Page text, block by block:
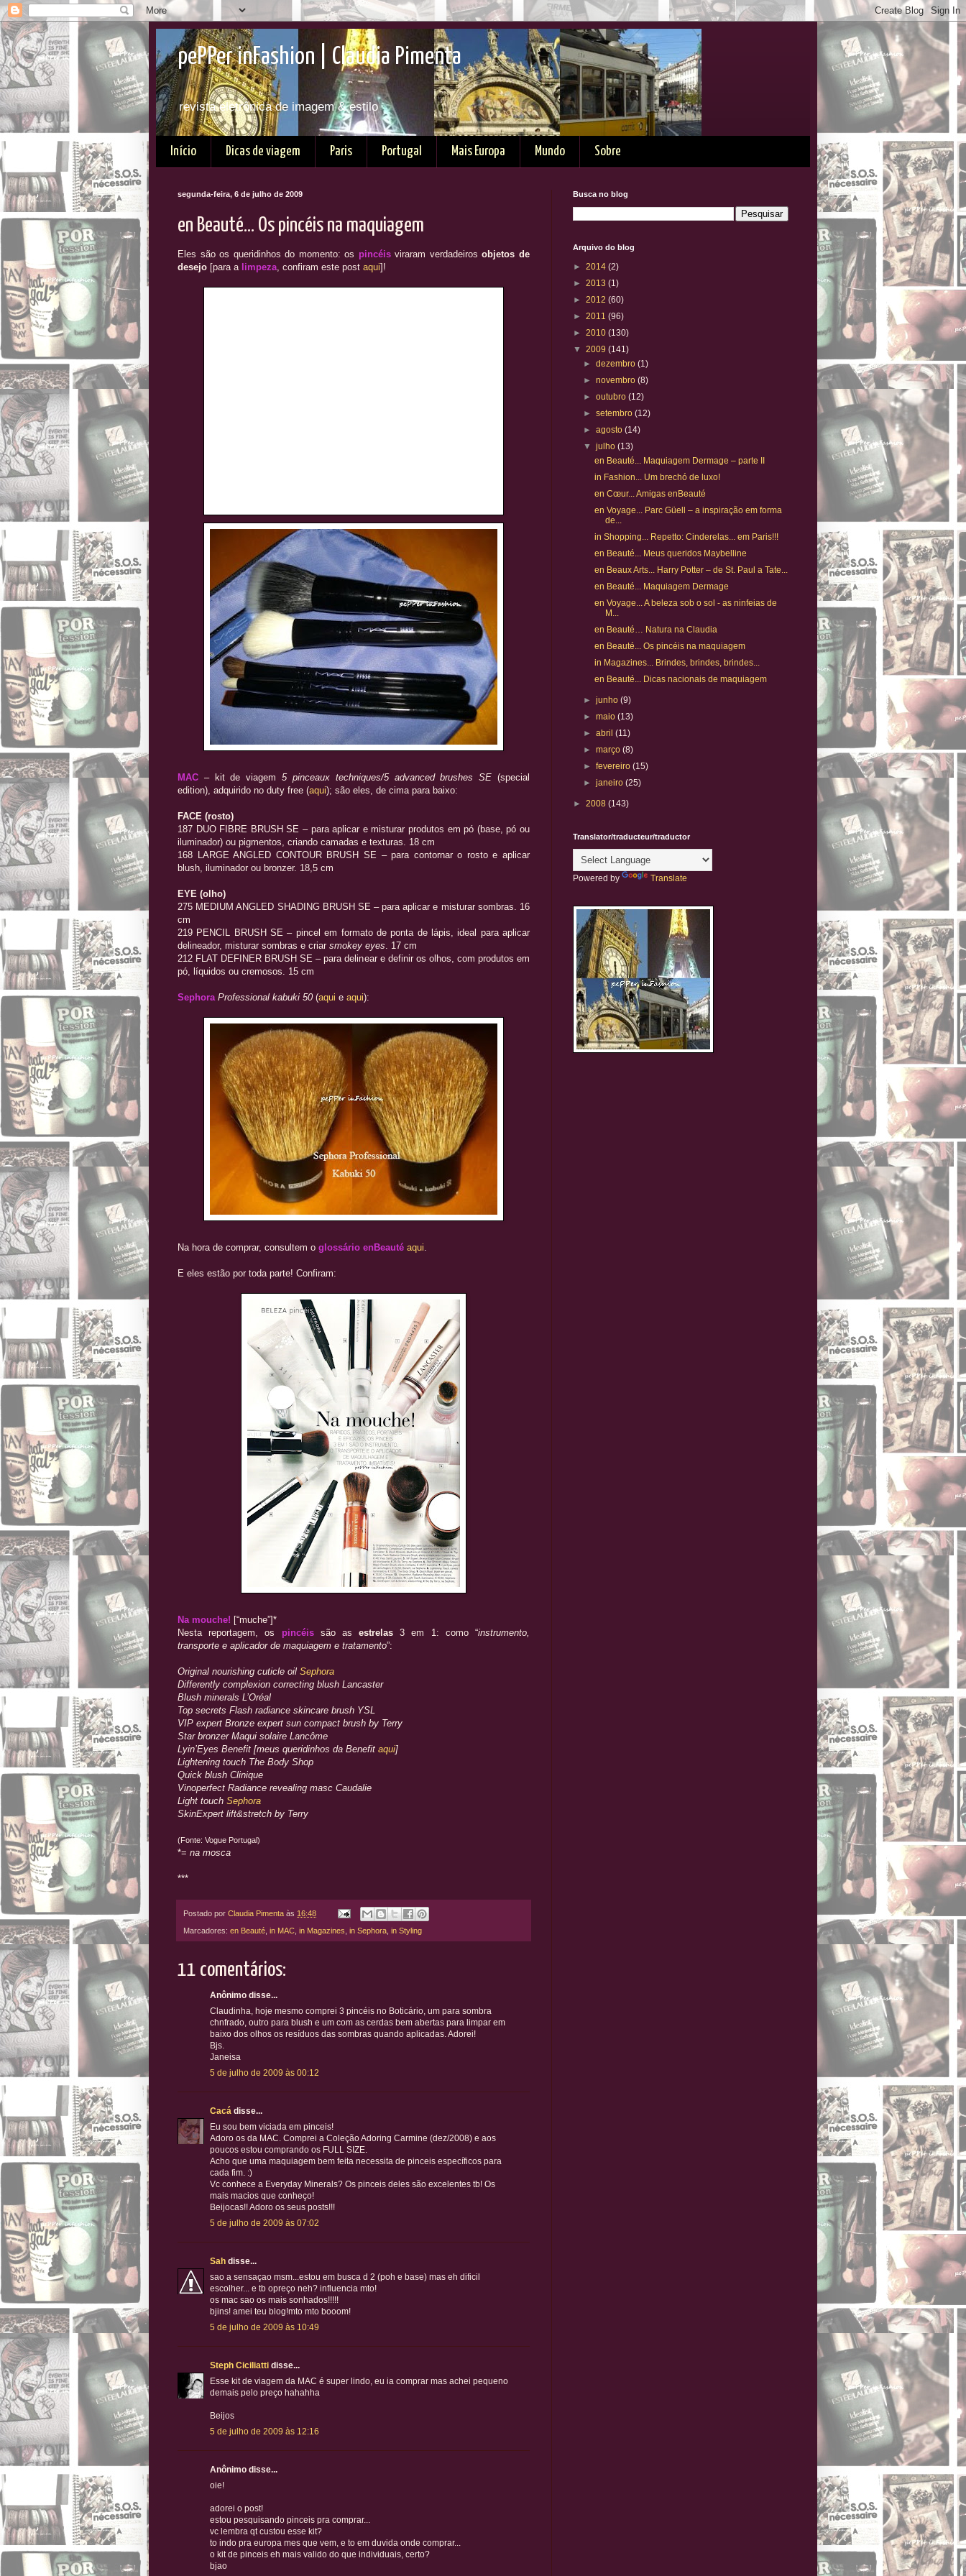
pePPer inFashion | Claudia Pimenta
revista eletrônica de imagem & estilo
Início Dicas de viagem Paris Portugal Mais Europa Mundo Sobre
segunda-feira, 6 de julho de 2009
en Beauté... Os pincéis na maquiagem
Eles são os queridinhos do momento: os pincéisviraram verdadeirosobjetos de
desejo [para a limpeza , confiram este post aqui]!
MAC – kit de viagem5 pinceaux techniques/5 advanced brushes SE (special
edition), adquirido no duty free (aqui); são eles, de cima para baixo:
FACE (rosto)
187 DUO FIBRE BRUSH SE – para aplicar e misturar produtos em pó (base, pó ou
iluminador) ou pigmentos, criando camadas e texturas. 18 cm
168 LARGE ANGLED CONTOUR BRUSH SE – para contornar o rosto e aplicar
blush, iluminador ou bronzer. 18,5 cm
EYE (olho)
275 MEDIUM ANGLED SHADING BRUSH SE – para aplicar e misturar sombras. 16
cm
219 PENCIL BRUSH SE – pincel em formato de ponta de lápis, ideal para aplicar
delineador, misturar sombras e criar smokey eyes . 17 cm
212 FLAT DEFINER BRUSH SE – para delinear e definir os olhos, com produtos em
pó, líquidos ou cremosos. 15 cm
Sephora Professional kabuki 50 (aqui e aqui):
Na hora de comprar, consultem o glossário enBeauté aqui
E eles estão por toda parte! Confiram:
Na mouche! [“muche”]*
Nesta reportagem, os pincéissão asestrelas3 em 1: como “instrumento,
transporte e aplicador de maquiagem e tratamento”:
Original nourishing cuticle oil Sephora
Differently complexion correcting blush Lancaster
Blush minerals L’Oréal
Top secrets Flash radiance skincare brush YSL
VIP expert Bronze expert sun compact brush by Terry
Star bronzer Maqui solaire Lancôme
Lyin’Eyes Benefit [meus queridinhos da Benefit aqui]
Lightening touch The Body Shop
Quick blush Clinique
Vinoperfect Radiance revealing masc Caudalie
Light touch Sephora
SkinExpert lift&stretch by Terry
(Fonte: Vogue Portugal)
*= na mosca
***
Postado por Claudia Pimenta às 16:48
Marcadores: en Beauté in MAC in Magazines in Sephora in Styling
11 comentários:
Anônimo disse...
Claudinha, hoje mesmo comprei 3 pincéis no Boticário, um para sombra
chnfrado, outro para blush e um com as cerdas bem abertas para limpar em
baixo dos olhos os resíduos das sombras quando aplicadas. Adorei!
Bjs.
Janeisa
5 de julho de 2009 às 00:12
Cacá disse...
Eu sou bem viciada em pinceis!
Adoro os da MAC. Comprei a Coleção Adoring Carmine (dez/2008) e aos
poucos estou comprando os FULL SIZE.
Acho que uma maquiagem bem feita necessita de pinceis específicos para
cada fim. :)
Vc conhece a Everyday Minerals? Os pinceis deles são excelentes tb! Os
mais macios que conheço!
Beijocas!! Adoro os seus posts!!!
5 de julho de 2009 às 07:02
Sah disse...
sao a sensaçao msm...estou em busca d 2 (poh e base) mas eh dificil
escolher... e tb opreço neh? influencia mto!
os mac sao os mais sonhados!!!!!
bjins! amei teu blog!mto mto booom!
5 de julho de 2009 às 10:49
Steph Ciciliatti disse...
Esse kit de viagem da MAC é super lindo, eu ia comprar mas achei pequeno
demais pelo preço hahahha
Beijos
5 de julho de 2009 às 12:16
Anônimo disse...
oie!
adorei o post!
estou pesquisando pinceis pra comprar...
vc lembra qt custou esse kit?
to indo pra europa mes que vem, e to em duvida onde comprar...
o kit de pinceis eh mais valido do que individuais, certo?
bjao
Busca no blog
Arquivo do blog
► 2014 (2)
► 2013 (1)
► 2012 (60)
► 2011 (96)
► 2010 (130)
▼ 2009 (141)
►dezembro(1)
►novembro(8)
►outubro(12)
►setembro(12)
►agosto(14)
▼julho(13)
en Beauté... Maquiagem Dermage – parte II
in Fashion... Um brechó de luxo!
en Cœur... Amigas enBeauté
en Voyage... Parc Güell – a inspiração em forma
de...
in Shopping... Repetto: Cinderelas... em Paris!!!
en Beauté... Meus queridos Maybelline
en Beaux Arts... Harry Potter – de St. Paul a Tate...
en Beauté... Maquiagem Dermage
en Voyage... A beleza sob o sol - as ninfeias de
M...
en Beauté… Natura na Claudia
en Beauté... Os pincéis na maquiagem
in Magazines... Brindes, brindes, brindes...
en Beauté... Dicas nacionais de maquiagem
►junho(9)
►maio(13)
►abril(11)
►março(8)
►fevereiro(15)
►janeiro(25)
► 2008 (143)
Translator/traducteur/traductor
Powered by Translate